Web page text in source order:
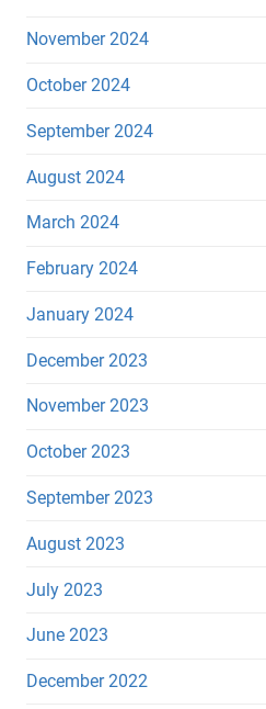
November 2024
October 2024
September 2024
August 2024
March 2024
February 2024
January 2024
December 2023
November 2023
October 2023
September 2023
August 2023
July 2023
June 2023
December 2022